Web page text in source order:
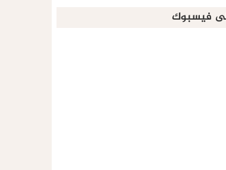
فيسبوك